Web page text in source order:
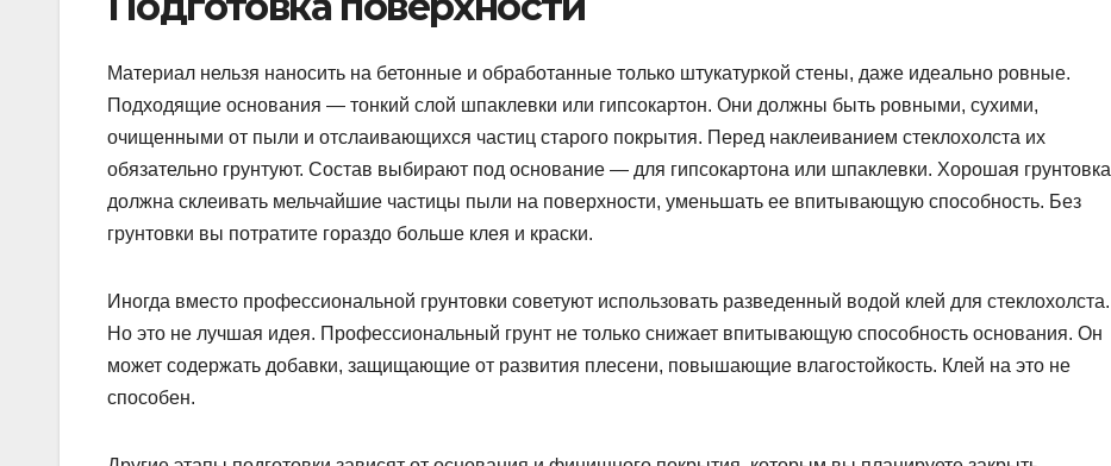
Материал нельзя наносить на бетонные и обработанные только штукатуркой стены, даже идеально ровные.
Подходящие основания — тонкий слой шпаклевки или гипсокартон. Они должны быть ровными, сухими,
очищенными от пыли и отслаивающихся частиц старого покрытия. Перед наклеиванием стеклохолста их
обязательно грунтуют. Состав выбирают под основание — для гипсокартона или шпаклевки. Хорошая грунтовка
должна склеивать мельчайшие частицы пыли на поверхности, уменьшать ее впитывающую способность. Без
грунтовки вы потратите гораздо больше клея и краски.
Иногда вместо профессиональной грунтовки советуют использовать разведенный водой клей для стеклохолста.
Но это не лучшая идея. Профессиональный грунт не только снижает впитывающую способность основания. Он
может содержать добавки, защищающие от развития плесени, повышающие влагостойкость. Клей на это не
способен.